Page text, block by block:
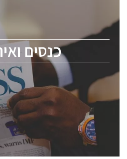
כנסים
לכל העוסקים בתעשיית
on May 12-13, 2026. The
for everyone involved in the
including engineers,
and senior executives.
לחץ לפרטים